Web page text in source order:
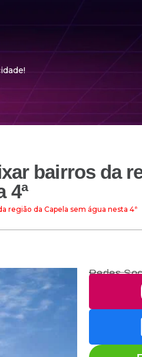
bairros da
4ª
região da Capela sem água nesta 4ª
Redes